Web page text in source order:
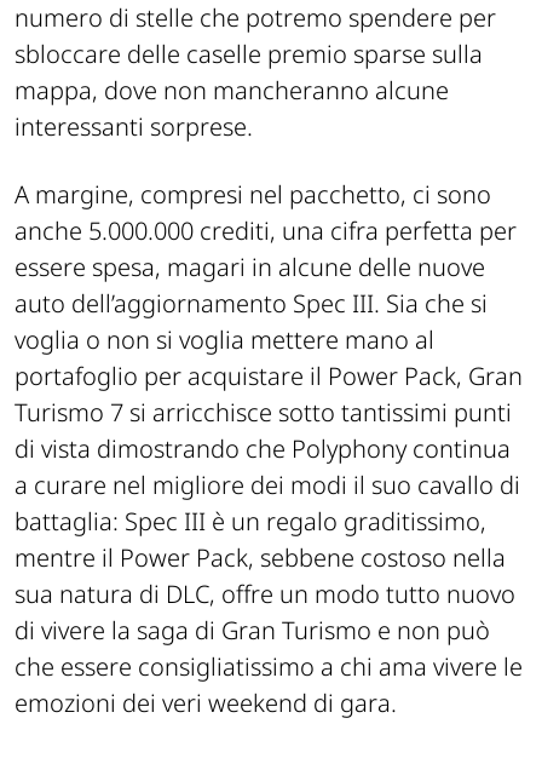
numero di stelle che potremo spendere per
sbloccare delle caselle premio sparse sulla
mappa, dove non mancheranno alcune
interessanti sorprese.
A margine, compresi nel pacchetto, ci sono
anche 5.000.000 crediti, una cifra perfetta per
essere spesa, magari in alcune delle nuove
auto dell’aggiornamento Spec III. Sia che si
voglia o non si voglia mettere mano al
portafoglio per acquistare il Power Pack, Gran
Turismo 7 si arricchisce sotto tantissimi punti
di vista dimostrando che Polyphony continua
a curare nel migliore dei modi il suo cavallo di
battaglia: Spec III è un regalo graditissimo,
mentre il Power Pack, sebbene costoso nella
sua natura di DLC, offre un modo tutto nuovo
di vivere la saga di Gran Turismo e non può
che essere consigliatissimo a chi ama vivere le
emozioni dei veri weekend di gara.